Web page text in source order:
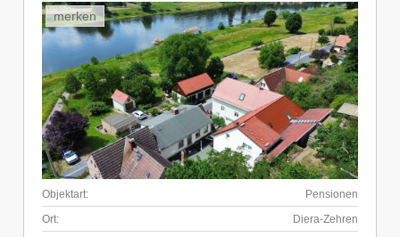
merken
Objektart:
Pensionen
Ort:
Diera-Zehren